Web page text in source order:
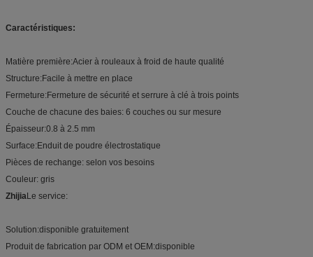
Caractéristiques:
Matière première:Acier à rouleaux à froid de haute qualité
Structure:Facile à mettre en place
Fermeture:Fermeture de sécurité et serrure à clé à trois points
Couche de chacune des baies: 6 couches ou sur mesure
Épaisseur:0.8 à 2.5 mm
Surface:Enduit de poudre électrostatique
Pièces de rechange: selon vos besoins
Couleur: gris
ZhijiaLe service:
Solution:disponible gratuitement
Produit de fabrication par ODM et OEM:disponible